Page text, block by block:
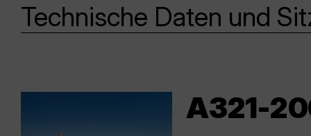
Technische Daten und
A321-